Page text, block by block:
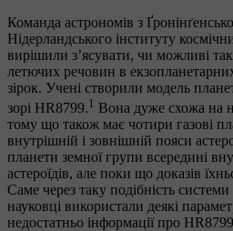
Команда астрономів з
Нідерландського інституту
вирішили з’ясувати, чи можливі
летючих речовин в
зірок. Учені створили модель
зорі HR8799.1 Вона дуже схожа на
тому що також має чотири газові
внутрішній і зовнішній пояси
планети земної групи всередині
астероїдів, але поки що доказів
Саме через таку подібність
науковці використали деякі
недостатньо інформації про